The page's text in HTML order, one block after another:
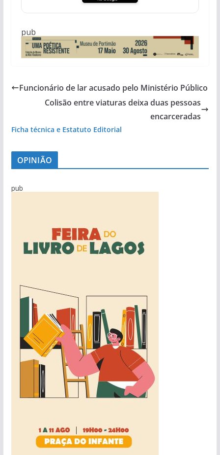
pub
Funcionário de lar acusado pelo Ministério Público
Colisão entre viaturas deixa duas pessoas
encarceradas
Ficha técnica e Estatuto Editorial
OPINIÃO
pub